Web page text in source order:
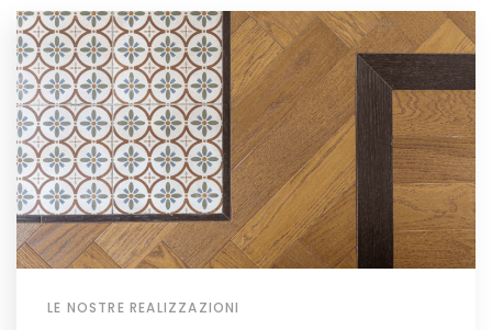
Contatti
LE NOSTRE REALIZZAZIONI